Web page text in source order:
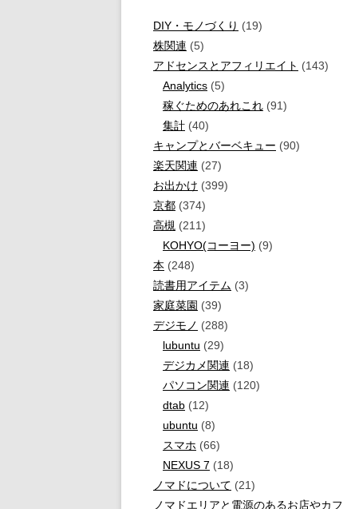
DIY・モノづくり (19)
株関連 (5)
アドセンスとアフィリエイト (143)
Analytics (5)
稼ぐためのあれこれ (91)
集計 (40)
キャンプとバーベキュー (90)
楽天関連 (27)
お出かけ (399)
京都 (374)
高槻 (211)
KOHYO(コーヨー) (9)
本 (248)
読書用アイテム (3)
家庭菜園 (39)
デジモノ (288)
lubuntu (29)
デジカメ関連 (18)
パソコン関連 (120)
dtab (12)
ubuntu (8)
スマホ (66)
NEXUS 7 (18)
ノマドについて (21)
ノマドエリアと電源のあるお店やカフ